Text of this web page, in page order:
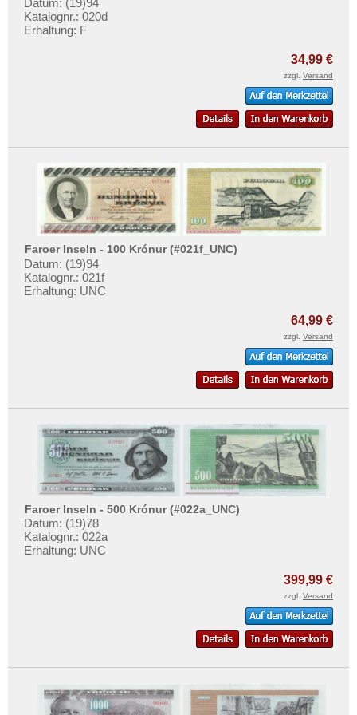
Schottland
Schweden
Spanien
Spitzbergen
Tatarstan
Transnistrien
Tschechische Republik
Tschechoslowakei
Türkei
Zypern
Datum: (19)94
Katalognr.: 020d
Erhaltung: F
34,99 €
zzgl. Versand
Faroer Inseln - 100 Krónur (#021f_UNC)
Datum: (19)94
Katalognr.: 021f
Erhaltung: UNC
64,99 €
zzgl. Versand
Faroer Inseln - 500 Krónur (#022a_UNC)
Datum: (19)78
Katalognr.: 022a
Erhaltung: UNC
399,99 €
zzgl. Versand